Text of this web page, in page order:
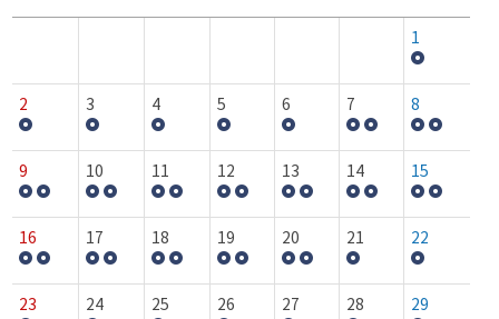
1
2 3 4 5 6 7 8
9 10 11 12 13 14 15
16 17 18 19 20 21 22
23 24 25 26 27 28 29